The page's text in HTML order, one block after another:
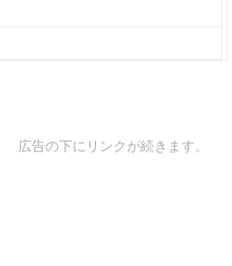
広告の下にリンクが続きます。